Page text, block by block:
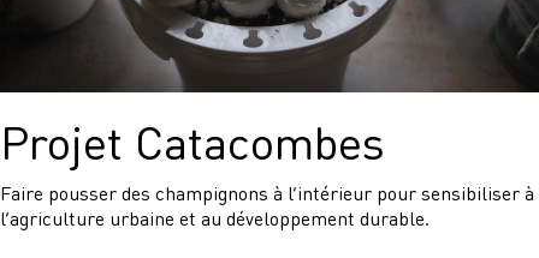
Projet Catacombes
Faire pousser des champignons à l’intérieur pour sensibiliser à
l’agriculture urbaine et au développement durable.